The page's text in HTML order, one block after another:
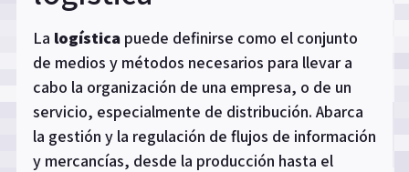
La logística puede definirse como el conjunto
de medios y métodos necesarios para llevar a
cabo la organización de una empresa, o de un
servicio, especialmente de distribución. Abarca
la gestión y la regulación de flujos de información
y mercancías, desde la producción hasta el